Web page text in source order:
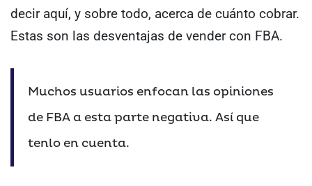
decir aquí, y sobre todo, acerca de cuánto cobrar.
Estas son las desventajas de vender con FBA.
Muchos usuarios enfocan las opiniones
de FBA a esta parte negativa. Así que
tenlo en cuenta.